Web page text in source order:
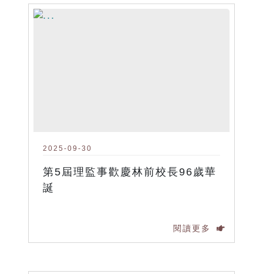
2025-09-30
第5屆理監事歡慶林前校長96歲華
誕
閱讀更多